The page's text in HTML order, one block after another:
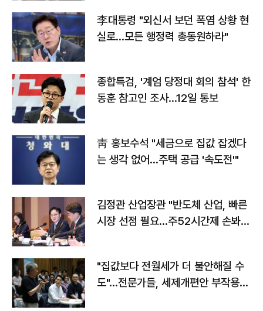
李대통령 "외신서 보던 폭염 상황 현
실로…모든 행정력 총동원하라"
종합특검, '계엄 당정대 회의 참석' 한
동훈 참고인 조사...12일 통보
靑 홍보수석 "세금으로 집값 잡겠다
는 생각 없어…주택 공급 '속도전'"
김정관 산업장관 "반도체 산업, 빠른
시장 선점 필요…주52시간제 손봐
"집값보다 전월세가 더 불안해질 수
도"…전문가들, 세제개편안 부작용